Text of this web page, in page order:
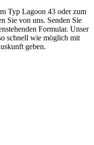
Typ Lagoon 43 oder zum
Sie von uns. Senden Sie
Formular. Unser
schnell wie möglich mit
geben.